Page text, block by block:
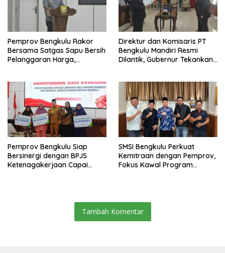
Pemprov Bengkulu Rakor
Bersama Satgas Sapu Bersih
Pelanggaran Harga,
Masih Jadi Sorotan
Direktur dan Komisaris PT
Bengkulu Mandiri Resmi
Dilantik, Gubernur Tekankan
Pemprov Bengkulu Siap
Bersinergi dengan BPJS
Ketenagakerjaan Capai
SMSI Bengkulu Perkuat
Kemitraan dengan Pemprov,
Fokus Kawal Program
Tambah Komentar